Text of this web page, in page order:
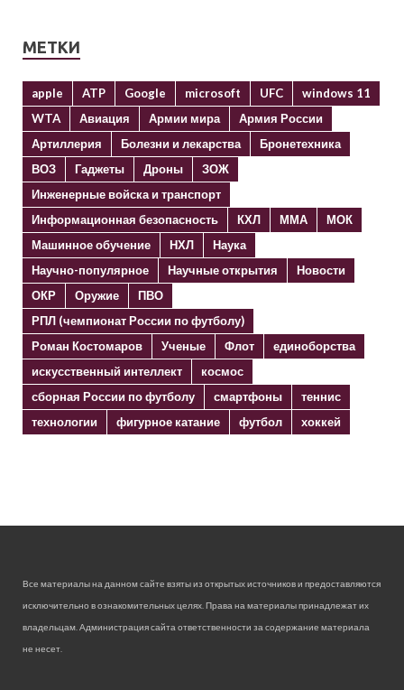
МЕТКИ
apple ATP Google microsoft UFC
windows 11
WTA
Авиация Армии мира
Армия России
Артиллерия
Болезни и лекарства
Бронетехника
ВОЗ
Гаджеты Дроны
ЗОЖ
Инженерные войска и транспорт
Информационная безопасность
КХЛ ММА
МОК
Машинное обучение
НХЛ
Наука
Научно-популярное
Научные открытия
Новости
ОКР
Оружие
ПВО
РПЛ (чемпионат России по футболу)
Роман Костомаров
Ученые Флот
единоборства
искусственный интеллект
космос
сборная России по футболу
смартфоны
теннис
технологии
фигурное катание футбол хоккей
Все материалы на данном сайте взяты из открытых источников и предоставляются
исключительно в ознакомительных целях. Права на материалы принадлежат их
владельцам. Администрация сайта ответственности за содержание материала
не несет.